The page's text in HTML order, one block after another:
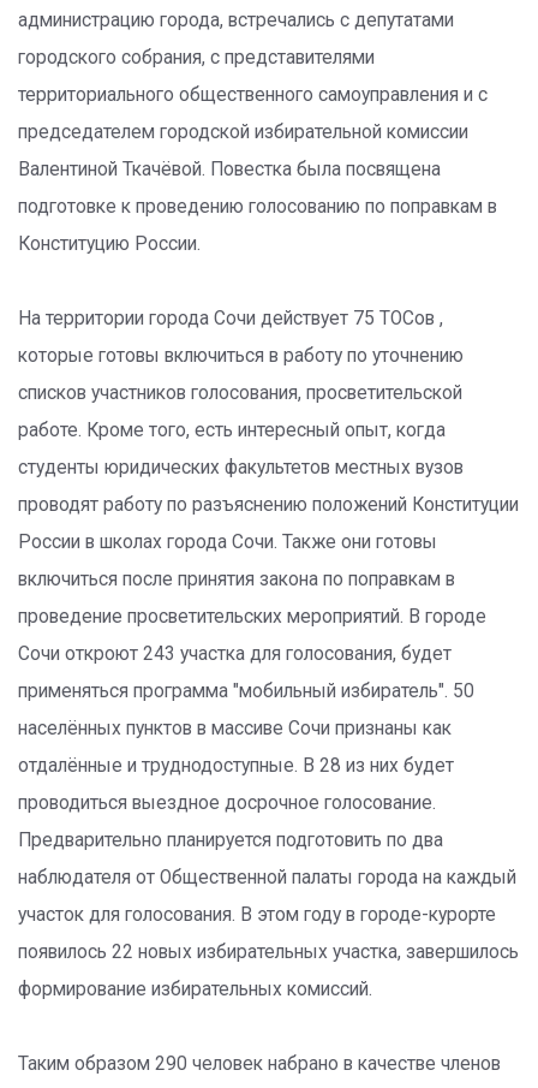
администрацию города, встречались с депутатами
городского собрания, с представителями
территориального общественного самоуправления и с
председателем городской избирательной комиссии
Валентиной Ткачёвой. Повестка была посвящена
подготовке к проведению голосованию по поправкам в
Конституцию России.
На территории города Сочи действует 75 ТОСов ,
которые готовы включиться в работу по уточнению
списков участников голосования, просветительской
работе. Кроме того, есть интересный опыт, когда
студенты юридических факультетов местных вузов
проводят работу по разъяснению положений Конституции
России в школах города Сочи. Также они готовы
включиться после принятия закона по поправкам в
проведение просветительских мероприятий. В городе
Сочи откроют 243 участка для голосования, будет
применяться программа "мобильный избиратель". 50
населённых пунктов в массиве Сочи признаны как
отдалённые и труднодоступные. В 28 из них будет
проводиться выездное досрочное голосование.
Предварительно планируется подготовить по два
наблюдателя от Общественной палаты города на каждый
участок для голосования. В этом году в городе-курорте
появилось 22 новых избирательных участка, завершилось
формирование избирательных комиссий.
Таким образом 290 человек набрано в качестве членов